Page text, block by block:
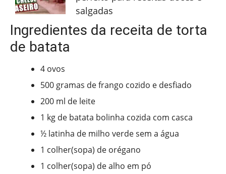
salgadas
Ingredientes da receita de torta
de batata
4 ovos
500 gramas de frango cozido e desfiado
200 ml de leite
1 kg de batata bolinha cozida com casca
½ latinha de milho verde sem a água
1 colher(sopa) de orégano
1 colher(sopa) de alho em pó